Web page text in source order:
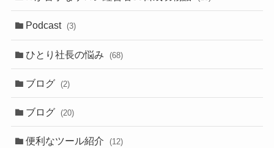
Podcast (3)
ひとり社長の悩み (68)
ブログ (2)
ブログ (20)
便利なツール紹介 (12)